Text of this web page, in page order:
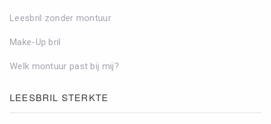
Leesbril zonder montuur
Make-Up bril
Welk montuur past bij mij?
LEESBRIL STERKTE